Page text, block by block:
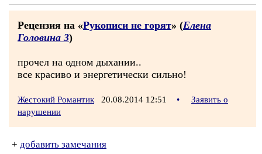
Рецензия на «Рукописи не горят» (Елена
Головина 3)
прочел на одном дыхании..
все красиво и энергетически сильно!
Жестокий Романтик 20.08.2014 12:51 •
Заявить о
нарушении
+ добавить замечания